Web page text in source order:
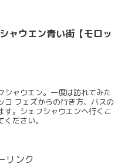
ャウエン青い街【モロッ
シャウエン。一度は訪れてみた
コ フェズからの行き方、バスの
す。シェフシャウエンへ行くこ
ださい。
リンク